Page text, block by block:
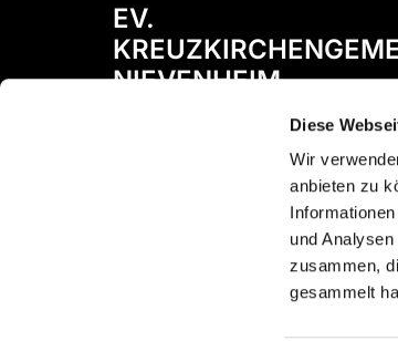
Diese
Wir
anbieten zu
und
zusammen,
gesammelt
EV.
NIEVENHEIM